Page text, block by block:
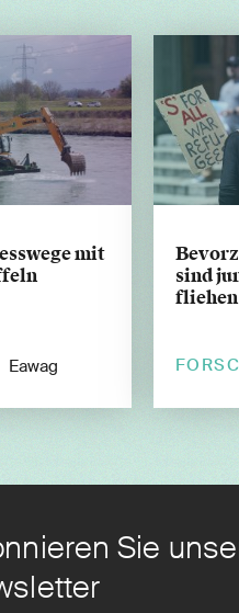
mit
Eawag
sind
Sie